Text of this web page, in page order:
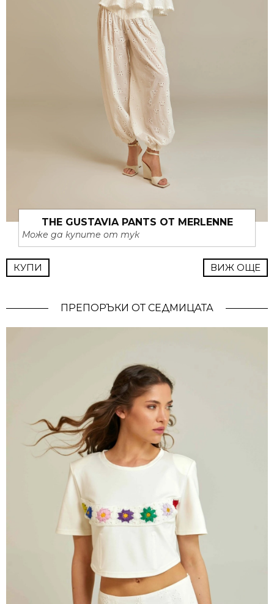
THE GUSTAVIA PANTS ОТ MERLENNE
Може да купите от тук
КУПИ ВИЖ ОЩЕ
ПРЕПОРЪКИ ОТ СЕДМИЦАТА